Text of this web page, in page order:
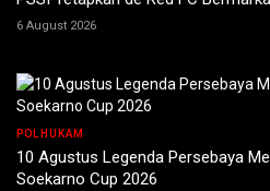
6 August 2026
POLHUKAM
10 Agustus Legenda Persebaya
Soekarno Cup 2026